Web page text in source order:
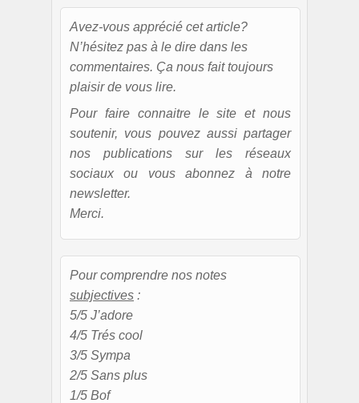
Avez-vous apprécié cet article?
N’hésitez pas à le dire dans les
commentaires. Ça nous fait toujours
plaisir de vous lire.
Pour faire connaitre le site et nous
soutenir, vous pouvez aussi partager
nos publications sur les réseaux
sociaux ou vous abonnez à notre
newsletter.
Merci.
Pour comprendre nos notes
subjectives :
5/5 J’adore
4/5 Trés cool
3/5 Sympa
2/5 Sans plus
1/5 Bof